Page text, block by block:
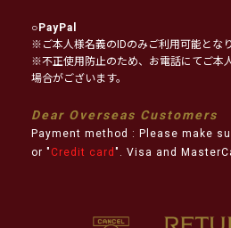
○PayPal
※ご本人様名義のIDのみご利用可能となり
※不正使用防止のため、お電話にてご本
場合がございます。
Dear Overseas Customers
Payment method : Please make
or " Credit card ". Visa and